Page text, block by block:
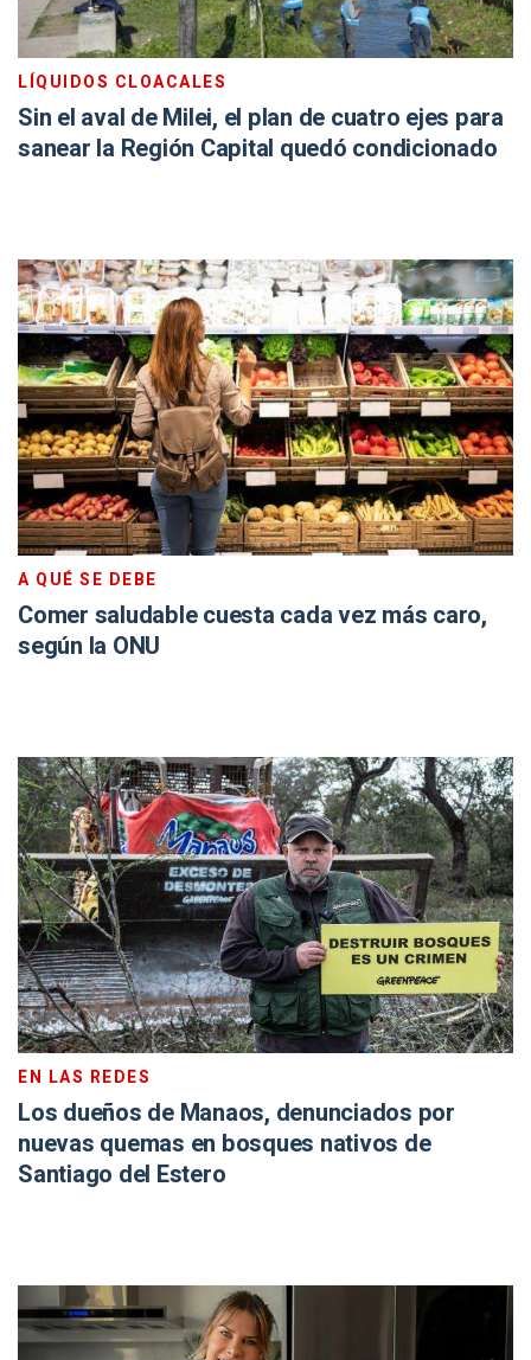
LÍQUIDOS CLOACALES
Sin el aval de Milei, el plan de cuatro ejes para
sanear la Región Capital quedó condicionado
A QUÉ SE DEBE
Comer saludable cuesta cada vez más caro,
según la ONU
EN LAS REDES
Los dueños de Manaos, denunciados por
nuevas quemas en bosques nativos de
Santiago del Estero